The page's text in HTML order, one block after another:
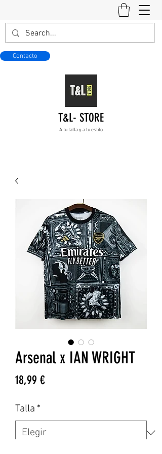
Contacto
T&L- STORE
A tu talla y a tu estilo
Arsenal x IAN WRIGHT
18,99 €Precio
Talla *